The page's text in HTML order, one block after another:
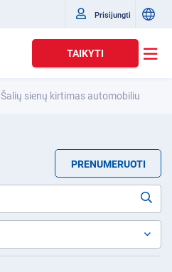
Prisijungti
TAIKYTI
Šalių sienų kirtimas automobiliu
PRENUMERUOTI